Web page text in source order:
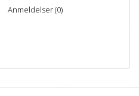
Anmeldelser (0)